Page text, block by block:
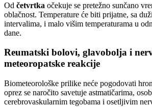
Od četvrtka očekuje se pretežno sunčano
oblačnost. Temperature će biti prijatne, sa
intervalima, i malo višim temperaturama u
dane.
Reumatski bolovi, glavobolja i
meteoropatske reakcije
Biometeorološke prilike neće pogodovati
oprez se naročito savetuje astmatičarima,
cerebrovaskularnim tegobama i osetljivim